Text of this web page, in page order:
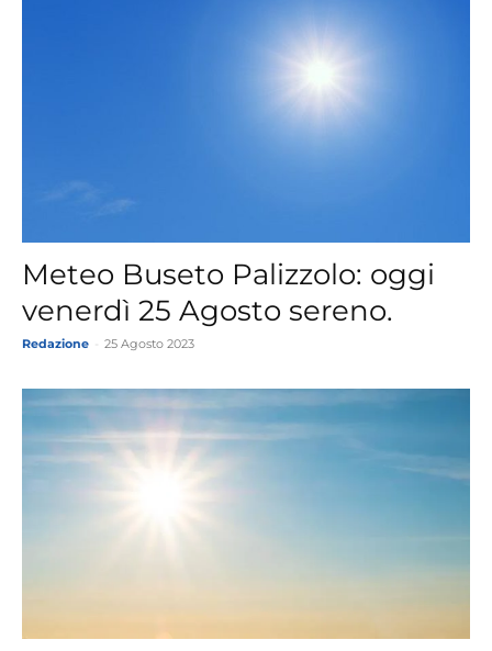
Meteo Buseto Palizzolo: oggi
venerdì 25 Agosto sereno.
Redazione 25 Agosto 2023